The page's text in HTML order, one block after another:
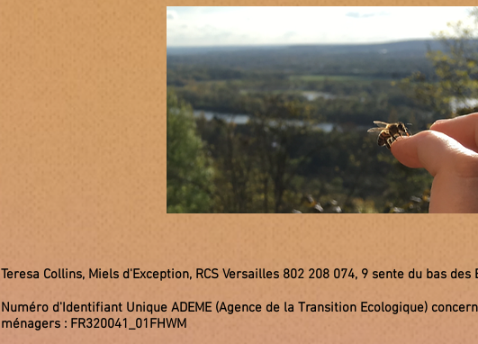
Teresa Collins, Miels d'Exception, RCS Versailles 802 208 074, 9 sente du bas
Numéro d'Identifiant Unique ADEME (Agence de la Transition Ecologique)
ménagers : FR320041_01FHWM